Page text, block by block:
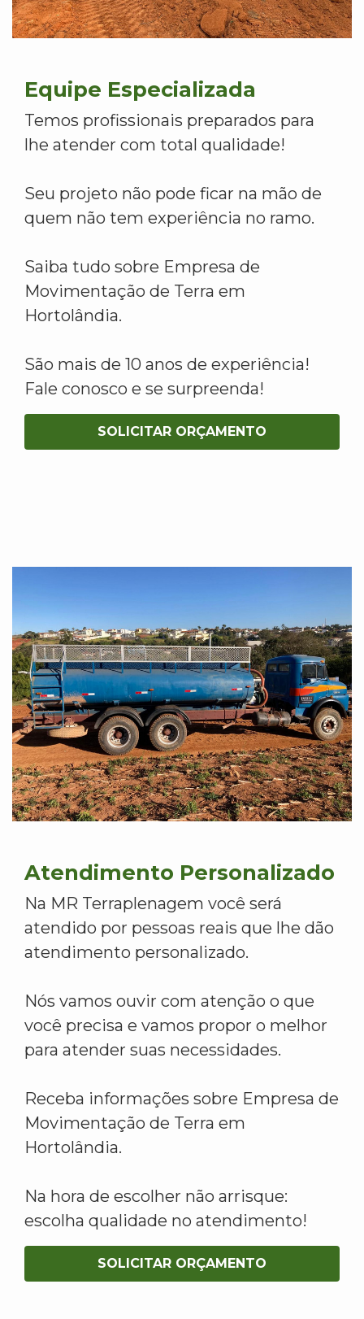
Equipe Especializada
Temos profissionais preparados para
lhe atender com total qualidade!
Seu projeto não pode ficar na mão de
quem não tem experiência no ramo.
Saiba tudo sobre Empresa de
Movimentação de Terra em
Hortolândia.
São mais de 10 anos de experiência!
Fale conosco e se surpreenda!
SOLICITAR ORÇAMENTO
Atendimento Personalizado
Na MR Terraplenagem você será
atendido por pessoas reais que lhe dão
atendimento personalizado.
Nós vamos ouvir com atenção o que
você precisa e vamos propor o melhor
para atender suas necessidades.
Receba informações sobre Empresa de
Movimentação de Terra em
Hortolândia.
Na hora de escolher não arrisque:
escolha qualidade no atendimento!
SOLICITAR ORÇAMENTO